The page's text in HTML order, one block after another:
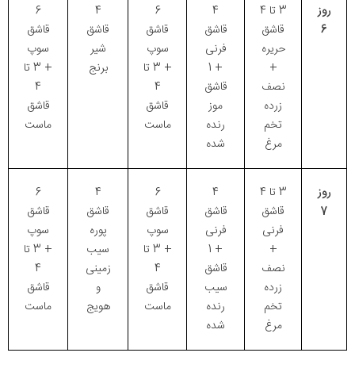
روز
6
3 تا 4
قاشق
حریره
+
نصف
زرده
تخم
مرغ
4
قاشق
فرنی
+ 1
قاشق
موز
رنده
شده
6
قاشق
سوپ
+ 3 تا
4
قاشق
ماست
4
قاشق
شیر
برنج
6
قاشق
سوپ
+ 3 تا
4
قاشق
ماست
روز
7
3 تا 4
قاشق
فرنی
+
نصف
زرده
تخم
مرغ
4
قاشق
فرنی
+ 1
قاشق
سیب
رنده
شده
6
قاشق
سوپ
+ 3 تا
4
قاشق
ماست
4
قاشق
پوره
سیب
زمینی
و
هویج
6
قاشق
سوپ
+ 3 تا
4
قاشق
ماست